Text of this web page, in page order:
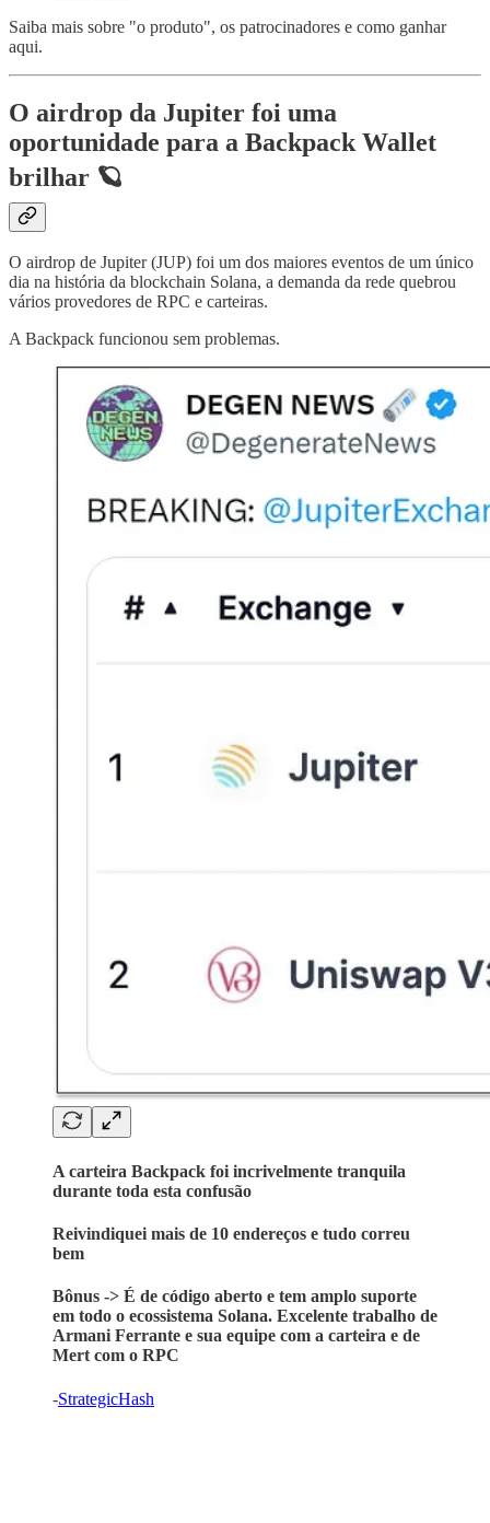
Saiba mais sobre "o produto", os patrocinadores e como ganhar
aqui.
O airdrop da Jupiter foi uma
oportunidade para a Backpack Wallet
brilhar 🪐
O airdrop de Jupiter (JUP) foi um dos maiores eventos de um único
dia na história da blockchain Solana, a demanda da rede quebrou
vários provedores de RPC e carteiras.
A Backpack funcionou sem problemas.
A carteira Backpack foi incrivelmente tranquila
durante toda esta confusão
Reivindiquei mais de 10 endereços e tudo correu
bem
Bônus -> É de código aberto e tem amplo suporte
em todo o ecossistema Solana. Excelente trabalho de
Armani Ferrante e sua equipe com a carteira e de
Mert com o RPC
-StrategicHash